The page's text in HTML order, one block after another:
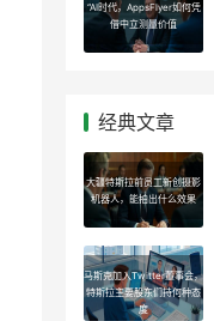
“AI时代，AppsFlyer如何凭
借中立测量价值
经典文章
大疆特斯拉前员工新创摄影
机器人，能拍出什么效果
马斯克加入Twitter董事会，
特斯拉主要股东们持何种态
度